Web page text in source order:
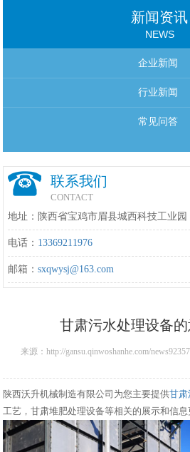
新闻资讯
NEWS
企业新闻
行业新闻
常见问答
联系我们
CONTACT
地址：陕西省宝鸡市眉县城西科技工业园
电话： 13369211976
邮箱：sxqwysj@163.com
甘肃污水处理设备
来源：http://gansu.qinwoshanhe.com/
陕西沃升机械制造有限公司为您主要提供甘肃
工艺，甘肃堆肥处理设备等相关的展示和信息